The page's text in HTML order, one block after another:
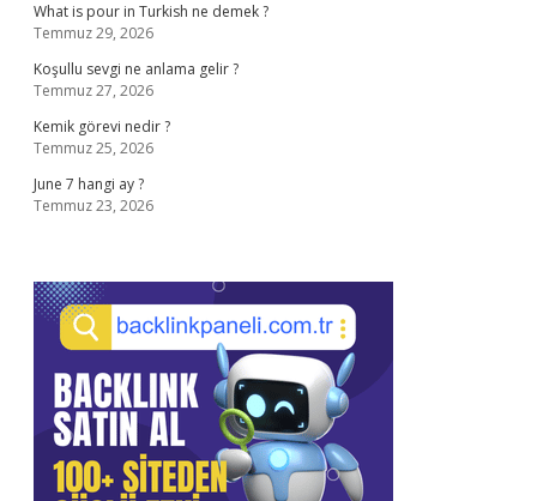
What is pour in Turkish ne demek ?
Temmuz 29, 2026
Koşullu sevgi ne anlama gelir ?
Temmuz 27, 2026
Kemik görevi nedir ?
Temmuz 25, 2026
June 7 hangi ay ?
Temmuz 23, 2026